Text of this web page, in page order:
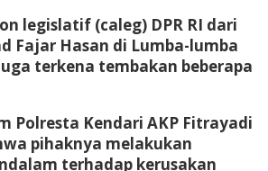
legislatif (caleg) DPR RI dari
Fajar Hasan di Lumba-lumba
terkena tembakan beberapa
Polresta Kendari AKP Fitrayadi
pihaknya melakukan
terhadap kerusakan